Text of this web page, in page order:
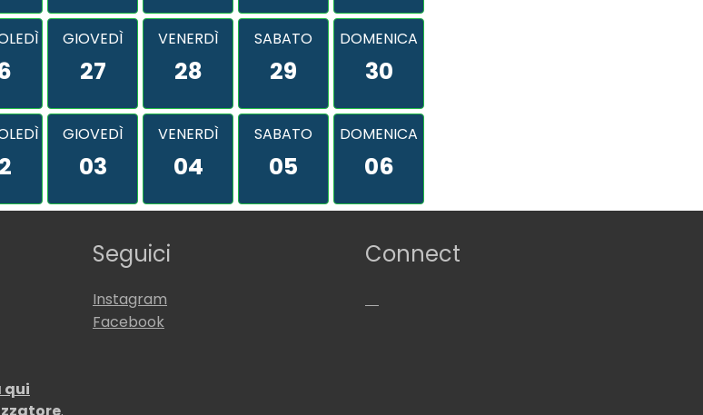
GIOVEDÌ
27
VENERDÌ
28
SABATO
29
DOMENICA
30
GIOVEDÌ
03
VENERDÌ
04
SABATO
05
DOMENICA
06
Seguici
Instagram
Facebook
Connect
qui